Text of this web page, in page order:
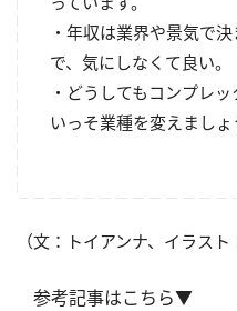
・年収は業界や景気で
で、気にしなくて良い。
・どうしてもコンプレ
いっそ業種を変えましょ
（文：トイアンナ、イラスト
参考記事はこちら▼